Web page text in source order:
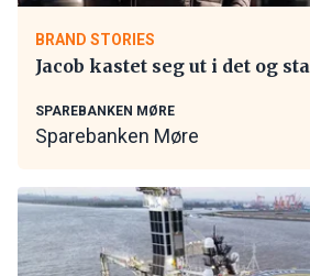
BRAND STORIES
Jacob kastet seg ut i det og
SPAREBANKEN MØRE
Sparebanken Møre